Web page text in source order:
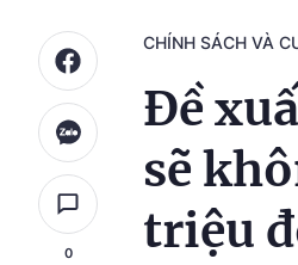
0
CHÍNH SÁCH VÀ
Đề
sẽ
triệu